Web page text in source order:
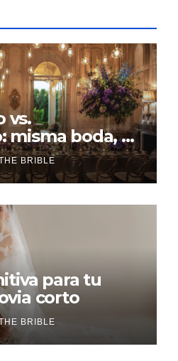
vs.
misma boda, al
BRIBLE
para tu
corto
BRIBLE